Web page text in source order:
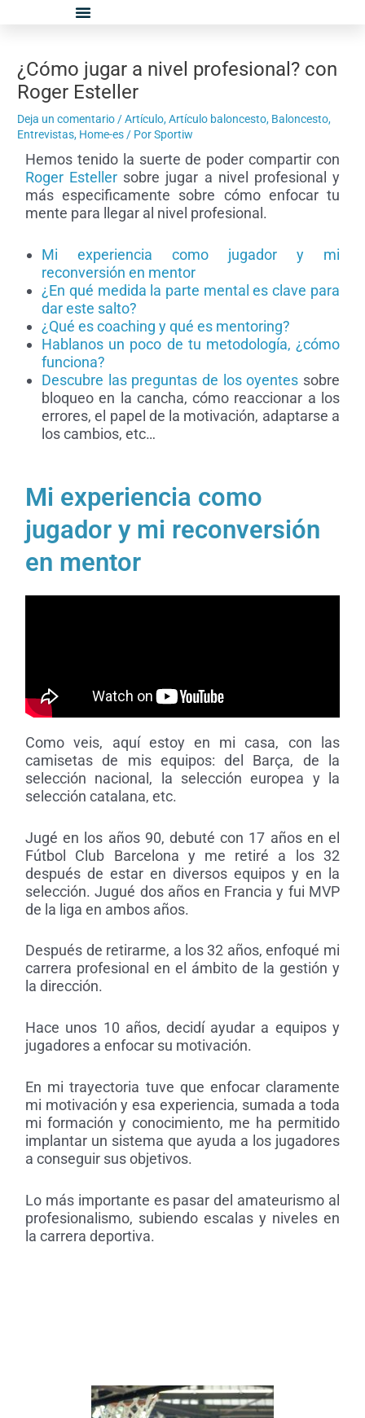
¿Cómo jugar a nivel profesional? con
Roger Esteller
Deja un comentario /Artículo,Artículo baloncesto, Baloncesto,
Entrevistas, Home-es / PorSportiw
Hemos tenido la suerte de poder compartir con
Roger Esteller sobre jugar a nivel profesional y
más especificamente sobre cómo enfocar tu
mente para llegar al nivel profesional.
Mi experiencia como jugador y mi
reconversión en mentor
¿En qué medida la parte mental es clave para
dar este salto?
¿Qué es coaching y qué es mentoring?
Hablanos un poco de tu metodología, ¿cómo
funciona?
Descubre las preguntas de los oyentes sobre
bloqueo en la cancha, cómo reaccionar a los
errores, el papel de la motivación, adaptarse a
los cambios, etc…
Mi experiencia como
jugador y mi reconversión
en mentor
Como veis, aquí estoy en mi casa, con las
camisetas de mis equipos: del Barça, de la
selección nacional, la selección europea y la
selección catalana, etc.
Jugé en los años 90, debuté con 17 años en el
Fútbol Club Barcelona y me retiré a los 32
después de estar en diversos equipos y en la
selección. Jugué dos años en Francia y fui MVP
de la liga en ambos años.
Después de retirarme, a los 32 años, enfoqué mi
carrera profesional en el ámbito de la gestión y
la dirección.
Hace unos 10 años, decidí ayudar a equipos y
jugadores a enfocar su motivación.
En mi trayectoria tuve que enfocar claramente
mi motivación y esa experiencia, sumada a toda
mi formación y conocimiento, me ha permitido
implantar un sistema que ayuda a los jugadores
a conseguir sus objetivos.
Lo más importante es pasar del amateurismo al
profesionalismo, subiendo escalas y niveles en
la carrera deportiva.